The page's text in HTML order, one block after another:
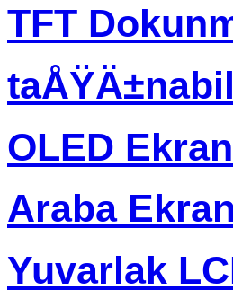
TFT
OLED
Araba
Yuvarlak